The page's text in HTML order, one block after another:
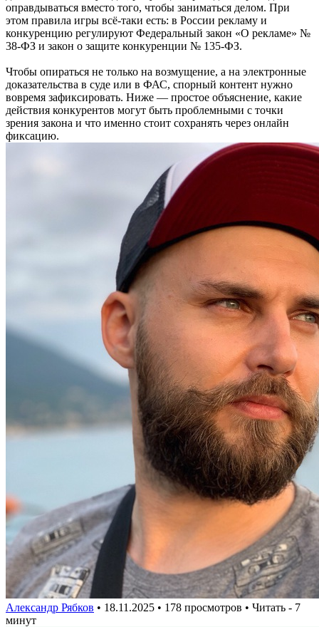
оправдываться вместо того, чтобы заниматься делом. При
этом правила игры всё-таки есть: в России рекламу и
конкуренцию регулируют Федеральный закон «О рекламе» №
38-ФЗ и закон о защите конкуренции № 135-ФЗ.
Чтобы опираться не только на возмущение, а на электронные
доказательства в суде или в ФАС, спорный контент нужно
вовремя зафиксировать. Ниже — простое объяснение, какие
действия конкурентов могут быть проблемными с точки
зрения закона и что именно стоит сохранять через онлайн
фиксацию.
Александр Рябков • 18.11.2025 • 178 просмотров • Читать - 7
минут